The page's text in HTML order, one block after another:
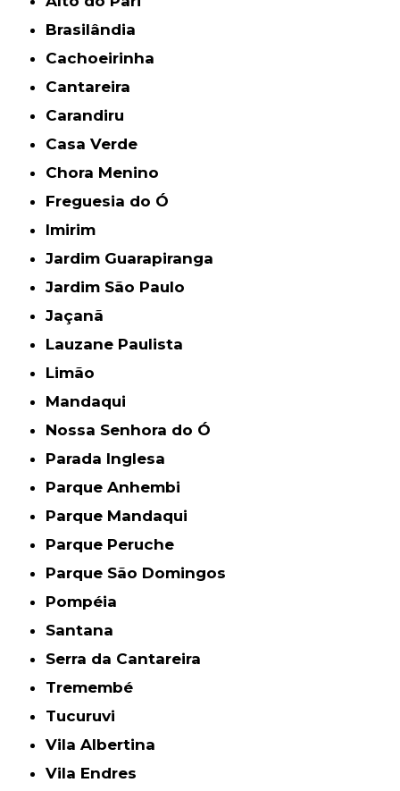
Brasilândia
Cachoeirinha
Cantareira
Carandiru
Casa Verde
Chora Menino
Freguesia do Ó
Imirim
Jardim Guarapiranga
Jardim São Paulo
Jaçanã
Lauzane Paulista
Limão
Mandaqui
Nossa Senhora do Ó
Parada Inglesa
Parque Anhembi
Parque Mandaqui
Parque Peruche
Parque São Domingos
Pompéia
Santana
Serra da Cantareira
Tremembé
Tucuruvi
Vila Albertina
Vila Endres